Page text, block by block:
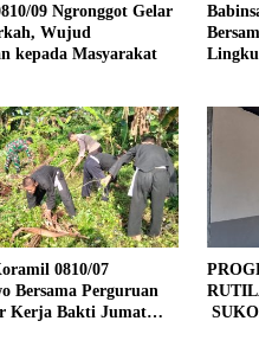
09 Ngronggot Gelar
Wujud
kepada Masyarakat
0810/07
Bersama Perguruan
Kerja Bakti Jumat